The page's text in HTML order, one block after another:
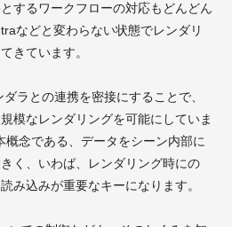
するワークフローの対応もどんどん
などと変わらない状態でレンダリ
きています。
ラとの連携を密接にすることで、
模なレンダリングを可能にしていま
念である、データをシーン内部に
く、いわば、レンダリング時にの
み込みが重要なキーになります。